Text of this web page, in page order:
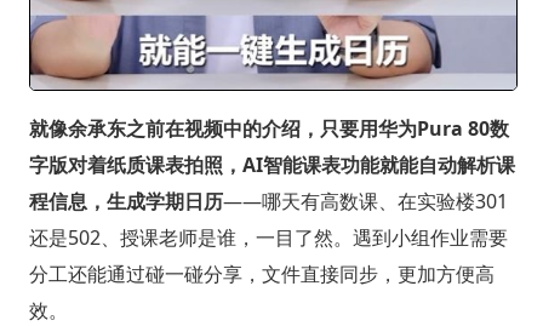
就像余承东之前在视频中的介绍，只要用华为Pura 80数
字版对着纸质课表拍照，AI智能课表功能就能自动解析课
程信息，生成学期日历——哪天有高数课、在实验楼301
还是502、授课老师是谁，一目了然。遇到小组作业需要
分工还能通过碰一碰分享，文件直接同步，更加方便高
效。